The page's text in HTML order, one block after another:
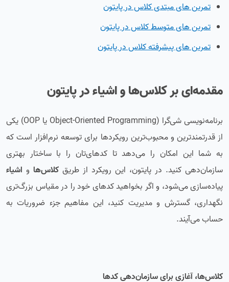
تمرین های مبتدی کلاس در پایتون
تمرین های متوسط کلاس در پایتون
تمرین های پیشرفته کلاس در پایتون
مقدمه‌ای بر کلاس‌ها و اشیاء در پایتون
برنامه‌نویسی شی‌گرا (Object-Oriented Programming یا OOP) یکی
از قدرتمندترین و محبوب‌ترین رویکردها برای توسعه نرم‌افزار است که
به شما این امکان را می‌دهد تا کدهای‌تان را با ساختار بهتری
سازمان‌دهی کنید. در پایتون، این رویکرد از طریق کلاس‌ها و اشیاء
پیاده‌سازی می‌شود، و اگر بخواهید کدهای خود را در مقیاس بزرگ‌تری
نگهداری، گسترش و مدیریت کنید، این مفاهیم جزء ضروریات به
حساب می‌آیند.
کلاس‌ها، آغازی برای سازمان‌دهی کدها